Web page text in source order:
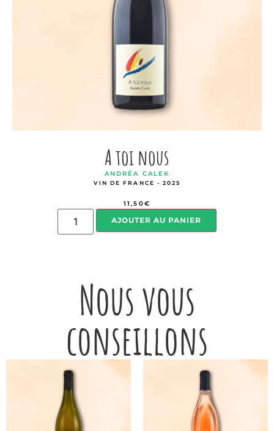
A toi nous
ANDRÉA CALEK
VIN DE FRANCE - 2025
11,50€
AJOUTER AU PANIER
Nous vous
conseillons